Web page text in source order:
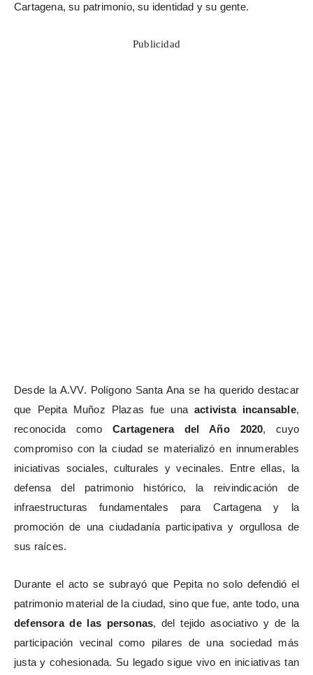
Cartagena, su patrimonio, su identidad y su gente.
Publicidad
Desde la A.VV. Polígono Santa Ana se ha querido destacar
que Pepita Muñoz Plazas fue unaactivista incansable,
reconocida comoCartagenera del Año 2020, cuyo
compromiso con la ciudad se materializó en innumerables
iniciativas sociales, culturales y vecinales. Entre ellas, la
defensa del patrimonio histórico, la reivindicación de
infraestructuras fundamentales para Cartagena y la
promoción de una ciudadanía participativa y orgullosa de
sus raíces.
Durante el acto se subrayó que Pepita no solo defendió el
patrimonio material de la ciudad, sino que fue, ante todo, una
defensora de las personas, del tejido asociativo y de la
participación vecinal como pilares de una sociedad más
justa y cohesionada. Su legado sigue vivo en iniciativas tan